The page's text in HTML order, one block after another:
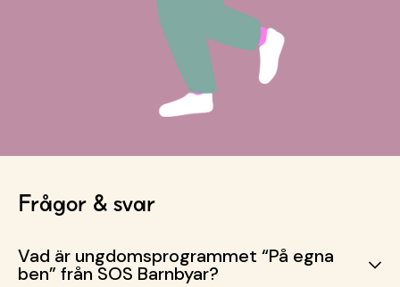
Frågor & svar
Vad är ungdomsprogrammet “På egna
ben” från SOS Barnbyar?